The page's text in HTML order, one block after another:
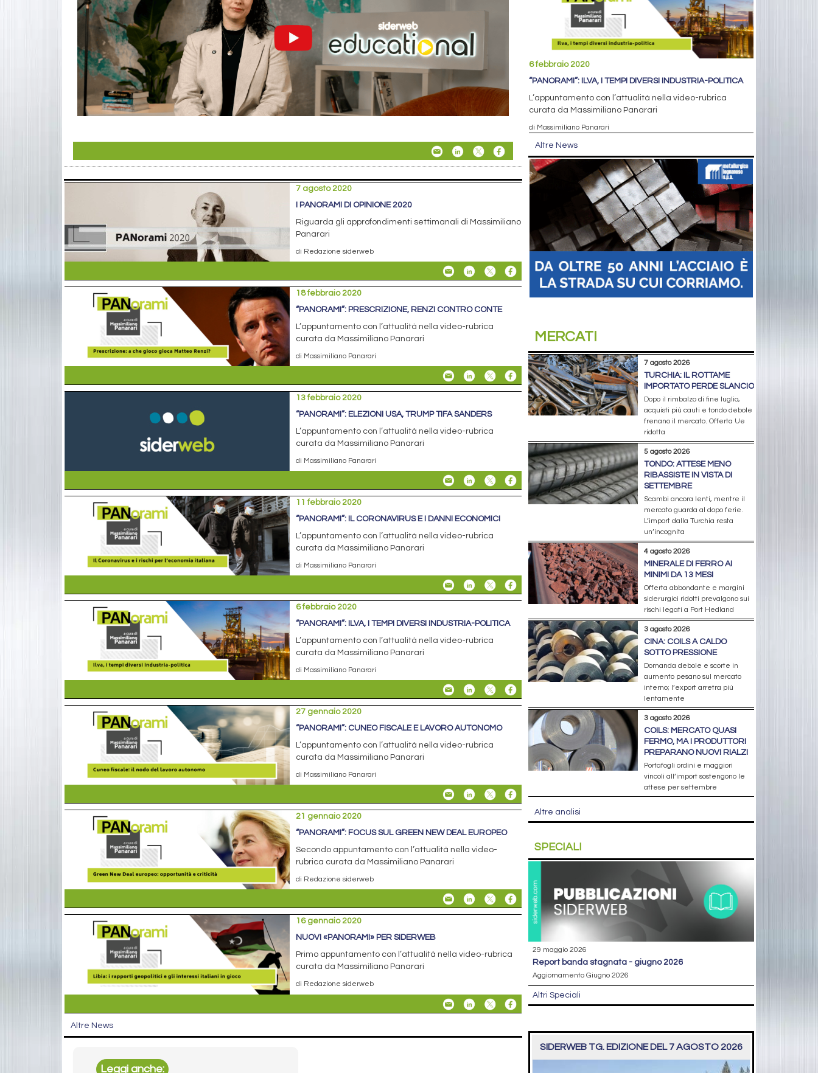
7 agosto 2020
I PANORAMI DI OPINIONE 2020
Riguarda gli approfondimenti settimanali di Massimiliano
Panarari
di Redazione siderweb
18 febbraio 2020
“PANORAMI”: PRESCRIZIONE, RENZI CONTRO CONTE
L’appuntamento con l’attualità nella video-rubrica
curata da Massimiliano Panarari
di Massimiliano Panarari
13 febbraio 2020
“PANORAMI”: ELEZIONI USA, TRUMP TIFA SANDERS
L’appuntamento con l’attualità nella video-rubrica
curata da Massimiliano Panarari
di Massimiliano Panarari
11 febbraio 2020
“PANORAMI”: IL CORONAVIRUS E I DANNI ECONOMICI
L’appuntamento con l’attualità nella video-rubrica
curata da Massimiliano Panarari
di Massimiliano Panarari
6 febbraio 2020
“PANORAMI”: ILVA, I TEMPI DIVERSI INDUSTRIA-POLITICA
L’appuntamento con l’attualità nella video-rubrica
curata da Massimiliano Panarari
di Massimiliano Panarari
27 gennaio 2020
“PANORAMI”: CUNEO FISCALE E LAVORO AUTONOMO
L’appuntamento con l’attualità nella video-rubrica
curata da Massimiliano Panarari
di Massimiliano Panarari
21 gennaio 2020
“PANORAMI”: FOCUS SUL GREEN NEW DEAL EUROPEO
Secondo appuntamento con l’attualità nella video-
rubrica curata da Massimiliano Panarari
di Redazione siderweb
16 gennaio 2020
NUOVI «PANORAMI» PER SIDERWEB
Primo appuntamento con l’attualità nella video-rubrica
curata da Massimiliano Panarari
di Redazione siderweb
Altre News
Leggi anche:
6 febbraio 2020
“PANORAMI”: ILVA, I TEMPI DIVERSI INDUSTRIA-POLITICA
L’appuntamento con l’attualità nella video-rubrica
curata da Massimiliano Panarari
di Massimiliano Panarari
Altre News
MERCATI
7 agosto 2026
TURCHIA: IL ROTTAME
IMPORTATO PERDE SLANCIO
Dopo il rimbalzo di fine luglio,
acquisti più cauti e tondo debole
frenano il mercato. Offerta Ue
ridotta
5 agosto 2026
TONDO: ATTESE MENO
RIBASSISTE IN VISTA DI
SETTEMBRE
Scambi ancora lenti, mentre il
mercato guarda al dopo ferie.
L’import dalla Turchia resta
un’incognita
4 agosto 2026
MINERALE DI FERRO AI
MINIMI DA 13 MESI
Offerta abbondante e margini
siderurgici ridotti prevalgono sui
rischi legati a Port Hedland
3 agosto 2026
CINA: COILS A CALDO
SOTTO PRESSIONE
Domanda debole e scorte in
aumento pesano sul mercato
interno; l’export arretra più
lentamente
3 agosto 2026
COILS: MERCATO QUASI
FERMO, MA I PRODUTTORI
PREPARANO NUOVI RIALZI
Portafogli ordini e maggiori
vincoli all’import sostengono le
attese per settembre
Altre analisi
SPECIALI
29 maggio 2026
report banda stagnata - giugno 2026
Aggiornamento Giugno 2026
Altri Speciali
SIDERWEB TG. EDIZIONE DEL 7 AGOSTO 2026